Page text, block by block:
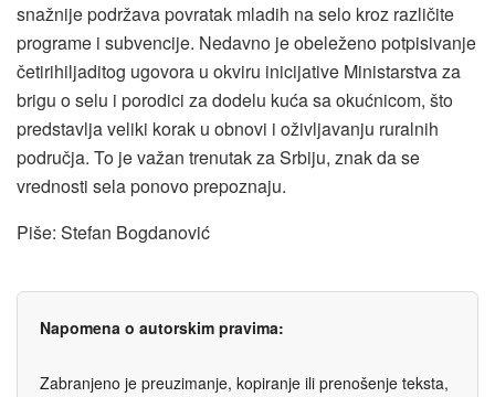
snažnije podržava povratak mladih na selo kroz različite
programe i subvencije. Nedavno je obeleženo potpisivanje
četirihiljaditog ugovora u okviru inicijative Ministarstva za
brigu o selu i porodici za dodelu kuća sa okućnicom, što
predstavlja veliki korak u obnovi i oživljavanju ruralnih
područja. To je važan trenutak za Srbiju, znak da se
vrednosti sela ponovo prepoznaju.
Piše: Stefan Bogdanović
Napomena o autorskim pravima:
Zabranjeno je preuzimanje, kopiranje ili prenošenje teksta,